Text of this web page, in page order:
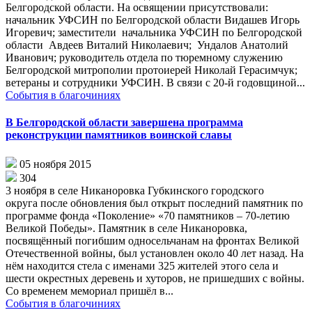
Белгородской области. На освящении присутствовали:
начальник УФСИН по Белгородской области Видашев Игорь
Игоревич; заместители начальника УФСИН по Белгородской
области Авдеев Виталий Николаевич; Ундалов Анатолий
Иванович; руководитель отдела по тюремному служению
Белгородской митрополии протоиерей Николай Герасимчук;
ветераны и сотрудники УФСИН. В связи с 20-й годовщиной...
События в благочиниях
В Белгородской области завершена программа
реконструкции памятников воинской славы
05 ноября 2015
304
3 ноября в селе Никаноровка Губкинского городского
округа после обновления был открыт последний памятник по
программе фонда «Поколение» «70 памятников – 70-летию
Великой Победы». Памятник в селе Никаноровка,
посвящённый погибшим односельчанам на фронтах Великой
Отечественной войны, был установлен около 40 лет назад. На
нём находится стела с именами 325 жителей этого села и
шести окрестных деревень и хуторов, не пришедших с войны.
Со временем мемориал пришёл в...
События в благочиниях